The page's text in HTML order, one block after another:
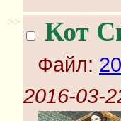
>> Кот
Файл:
2016-03-